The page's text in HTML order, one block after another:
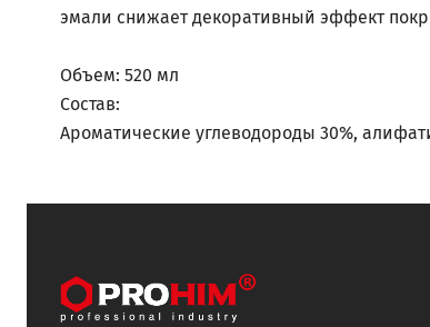
эмали снижает декоративный эффект
Объем: 520 мл
Состав:
Ароматические углеводороды 30%,